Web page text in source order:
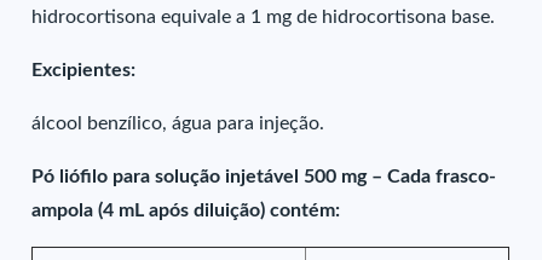
hidrocortisona equivale a 1 mg de hidrocortisona base.
Excipientes:
álcool benzílico, água para injeção.
Pó liófilo para solução injetável 500 mg – Cada frasco-
ampola (4 mL após diluição) contém: